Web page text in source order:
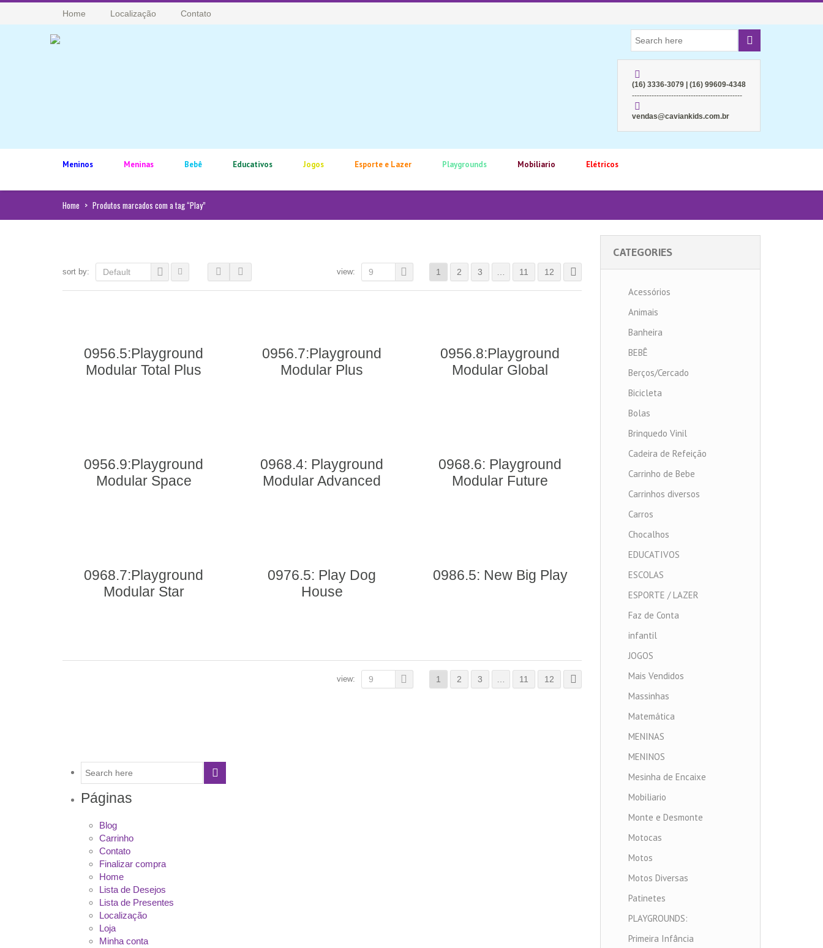
Home Localização Contato
(16) 3336-3079 | (16) 99609-4348
---------------------------------------------
vendas@caviankids.com.br
Meninos Meninas Bebê Educativos Jogos Esporte e Lazer Playgrounds Mobiliario Elétricos
Home > Produtos marcados com a tag “Play”
sort by: Default 1 2 3 11 12
view: 9
0956.5:Playground
Modular Total Plus
0956.7:Playground
Modular Plus
0956.8:Playground
Modular Global
0956.9:Playground
Modular Space
0968.4: Playground
Modular Advanced
0968.6: Playground
Modular Future
0968.7:Playground
Modular Star
0976.5: Play Dog
House
0986.5: New Big Play
1 2 3 11 12
view: 9
Páginas
Blog
Carrinho
Contato
Finalizar compra
Home
Lista de Desejos
Lista de Presentes
Localização
Loja
Minha conta
CATEGORIES
Acessórios
Animais
Banheira
BEBÊ
Berços/Cercado
Bicicleta
Bolas
Brinquedo Vinil
Cadeira de Refeição
Carrinho de Bebe
Carrinhos diversos
Carros
Chocalhos
EDUCATIVOS
ESCOLAS
ESPORTE / LAZER
Faz de Conta
infantil
JOGOS
Mais Vendidos
Massinhas
Matemática
MENINAS
MENINOS
Mesinha de Encaixe
Mobiliario
Monte e Desmonte
Motocas
Motos
Motos Diversas
Patinetes
PLAYGROUNDS:
Primeira Infância